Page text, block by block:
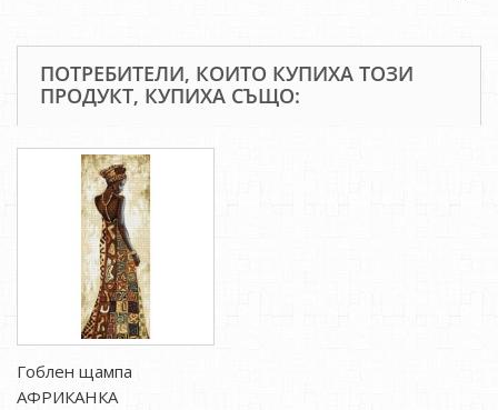
ПОТРЕБИТЕЛИ, КОИТО КУПИХА ТОЗИ
ПРОДУКТ, КУПИХА СЪЩО:
Гоблен щампа
АФРИКАНКА